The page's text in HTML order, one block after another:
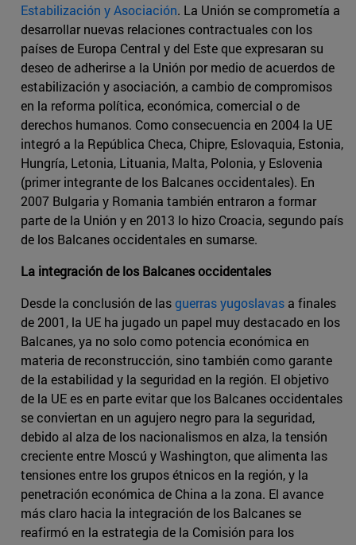
Estabilización y Asociación. La Unión se comprometía a
desarrollar nuevas relaciones contractuales con los
países de Europa Central y del Este que expresaran su
deseo de adherirse a la Unión por medio de acuerdos de
estabilización y asociación, a cambio de compromisos
en la reforma política, económica, comercial o de
derechos humanos. Como consecuencia en 2004 la UE
integró a la República Checa, Chipre, Eslovaquia, Estonia,
Hungría, Letonia, Lituania, Malta, Polonia, y Eslovenia
(primer integrante de los Balcanes occidentales). En
2007 Bulgaria y Romania también entraron a formar
parte de la Unión y en 2013 lo hizo Croacia, segundo país
de los Balcanes occidentales en sumarse.
La integración de los Balcanes occidentales
Desde la conclusión de lasguerras yugoslavas a finales
de 2001, la UE ha jugado un papel muy destacado en los
Balcanes, ya no solo como potencia económica en
materia de reconstrucción, sino también como garante
de la estabilidad y la seguridad en la región. El objetivo
de la UE es en parte evitar que los Balcanes occidentales
se conviertan en un agujero negro para la seguridad,
debido al alza de los nacionalismos en alza, la tensión
creciente entre Moscú y Washington, que alimenta las
tensiones entre los grupos étnicos en la región, y la
penetración económica de China a la zona. El avance
más claro hacia la integración de los Balcanes se
reafirmó en la estrategia de la Comisión para los